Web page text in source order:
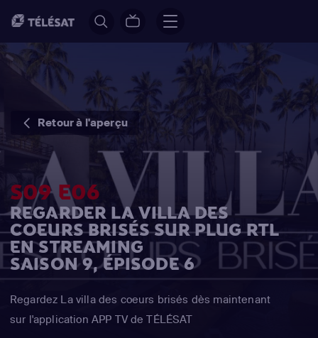
Retour à l'aperçu
S09 E06
REGARDER LA VILLA DES
COEURS BRISÉS SUR PLUG RTL
EN STREAMING
SAISON 9, ÉPISODE 6
Regardez La villa des coeurs brisés dès maintenant
sur l'application APP TV de TÉLÉSAT